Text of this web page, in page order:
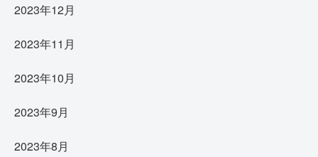
2023年12月
2023年11月
2023年10月
2023年9月
2023年8月